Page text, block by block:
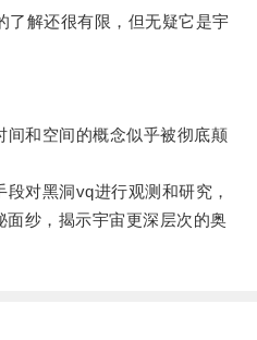
解还很有限，但无疑它是宇
和空间的概念似乎被彻底颠
对黑洞vq进行观测和研究，
纱，揭示宇宙更深层次的奥